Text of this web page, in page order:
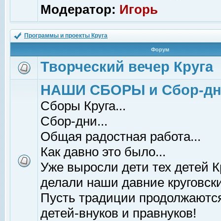
Модератор: Игорь
Программы и проекты Круга
Форум
Творческий вечер Круга
НАШИ СБОРЫ и Сбор-
Сборы Круга...
Сбор-дни...
Общая радостная работа...
Как давно это было...
Уже выросли дети тех детей
делали наши давние
Пусть традиции
детей-внуков и правнуков!